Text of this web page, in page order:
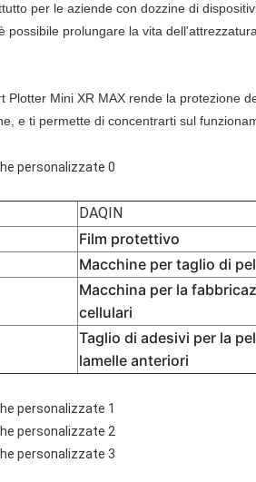
per le aziende con dozzine di
possibile prolungare la vita
Mini XR MAX rende la protezione
e ti permette di concentrarti sul
DAQIN
Film protettivo
Macchine per taglio di
Macchina per la
cellulari
Taglio di adesivi per la
lamelle anteriori